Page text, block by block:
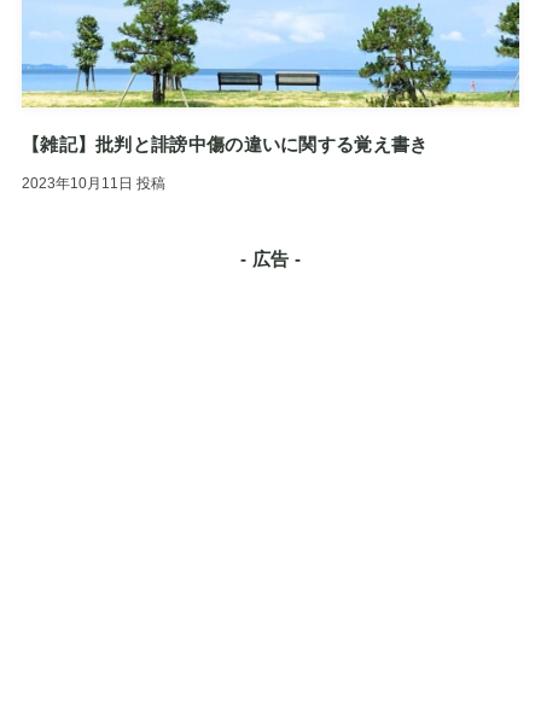
【雑記】批判と誹謗中傷の違いに関する覚え書き
2023年10月11日 投稿
- 広告 -